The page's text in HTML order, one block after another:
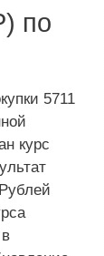
по
5711
курс